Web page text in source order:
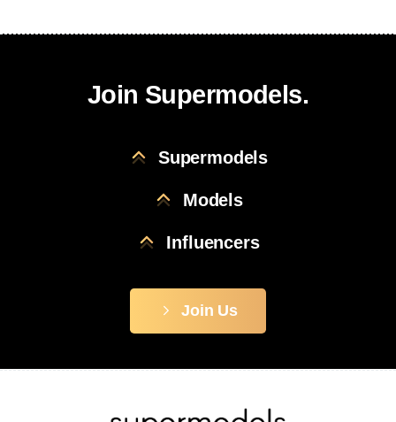
Join Supermodels.
Supermodels
Models
Influencers
Join Us